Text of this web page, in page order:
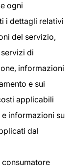
ogni
i dettagli relativi
del servizio,
di
informazioni
e sui
applicabili
informazioni su
dal